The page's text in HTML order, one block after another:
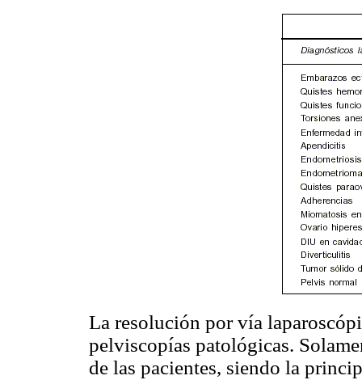
La resolución por vía
pelviscopías patológicas.
de las pacientes, siendo la